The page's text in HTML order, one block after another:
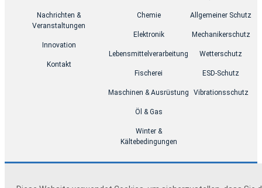
Nachrichten &
Veranstaltungen
Innovation
Kontakt
Chemie
Elektronik
Lebensmittelverarbeitung
Fischerei
Maschinen & Ausrüstung
Öl & Gas
Winter &
Kältebedingungen
Allgemeiner Schutz
Mechanikerschutz
Wetterschutz
ESD-Schutz
Vibrationsschutz